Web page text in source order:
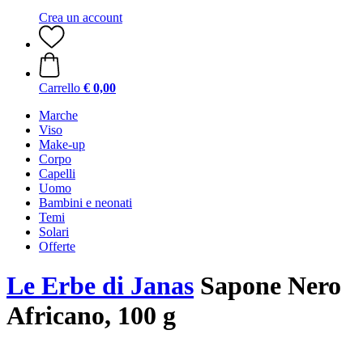
Crea un account
Carrello € 0,00
Marche
Viso
Make-up
Corpo
Capelli
Uomo
Bambini e neonati
Temi
Solari
Offerte
Le Erbe di Janas Sapone Nero
Africano, 100 g